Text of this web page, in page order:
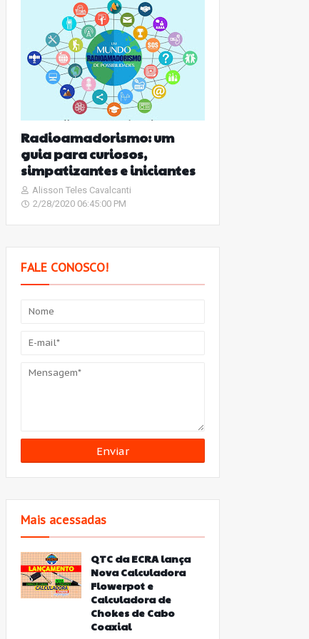
Radioamadorismo: um
guia para curiosos,
simpatizantes e iniciantes
Alisson Teles Cavalcanti
2/28/2020 06:45:00 PM
FALE CONOSCO!
Mais acessadas
QTC da ECRA lança
Nova Calculadora
Flowerpot e
Calculadora de
Chokes de Cabo
Coaxial